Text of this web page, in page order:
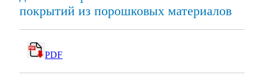
покрытий из порошковых материалов
PDF